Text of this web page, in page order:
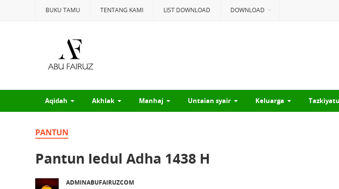
BUKU TAMU TENTANG KAMI LIST DOWNLOAD DOWNLOAD
Aqidah Akhlak Manhaj Untaian syair Keluarga
PANTUN
Pantun Iedul Adha 1438 H
ADMINABUFAIRUZCOM